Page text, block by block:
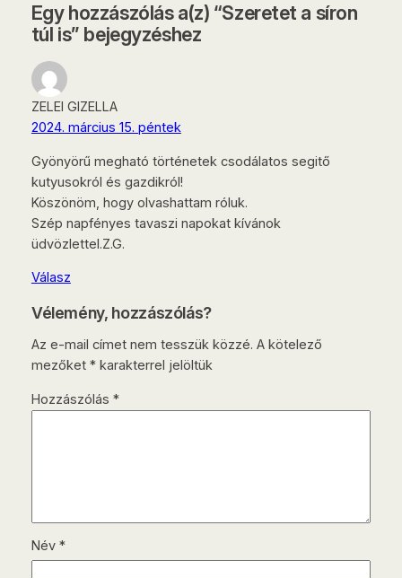
Egy hozzászólás a(z) “Szeretet a síron
túl is” bejegyzéshez
ZELEI GIZELLA
2024. március 15. péntek
Gyönyörű megható történetek csodálatos segitő
kutyusokról és gazdikról!
Köszönöm, hogy olvashattam róluk.
Szép napfényes tavaszi napokat kívánok
üdvözlettel.Z.G.
Válasz
Vélemény, hozzászólás?
Az e-mail címet nem tesszük közzé. A kötelező
mezőket *karakterrel jelöltük
Hozzászólás *
Név *